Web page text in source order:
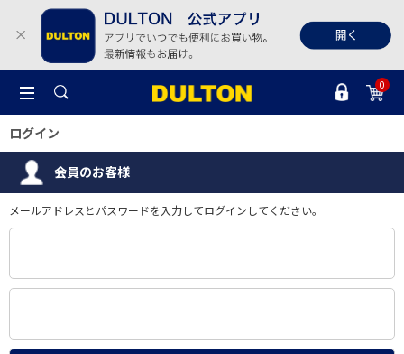
0
ログイン
会員のお客様
メールアドレスとパスワードを入力してログインしてください。